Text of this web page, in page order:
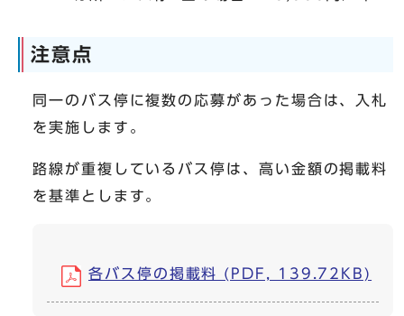
注意点
同一のバス停に複数の応募があった場合は、入札
を実施します。
路線が重複しているバス停は、高い金額の掲載料
を基準とします。
各バス停の掲載料 (PDF, 139.72KB)